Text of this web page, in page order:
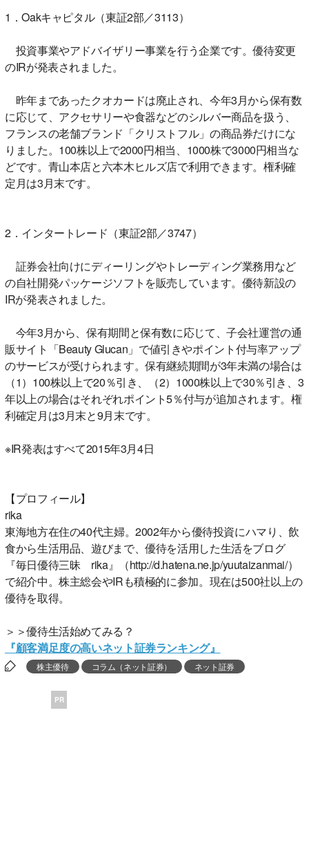
1．Oakキャピタル（東証2部／3113）
投資事業やアドバイザリー事業を行う企業です。優待変更
のIRが発表されました。
昨年まであったクオカードは廃止され、今年3月から保有数
に応じて、アクセサリーや食器などのシルバー商品を扱う、
フランスの老舗ブランド「クリストフル」の商品券だけにな
りました。100株以上で2000円相当、1000株で3000円相当な
どです。青山本店と六本木ヒルズ店で利用できます。権利確
定月は3月末です。
2．インタートレード（東証2部／3747）
証券会社向けにディーリングやトレーディング業務用など
の自社開発パッケージソフトを販売しています。優待新設の
IRが発表されました。
今年3月から、保有期間と保有数に応じて、子会社運営の通
販サイト「Beauty Glucan」で値引きやポイント付与率アップ
のサービスが受けられます。保有継続期間が3年未満の場合は
（1）100株以上で20％引き、（2）1000株以上で30％引き、3
年以上の場合はそれぞれポイント5％付与が追加されます。権
利確定月は3月末と9月末です。
※IR発表はすべて2015年3月4日
【プロフィール】
rika
東海地方在住の40代主婦。2002年から優待投資にハマり、飲
食から生活用品、遊びまで、優待を活用した生活をブログ
『毎日優待三昧 rika』（http://d.hatena.ne.jp/yuutaizanmai/）
で紹介中。株主総会やIRも積極的に参加。現在は500社以上の
優待を取得。
＞＞優待生活始めてみる？
『顧客満足度の高いネット証券ランキング』
株主優待 コラム（ネット証券） ネット証券
PR